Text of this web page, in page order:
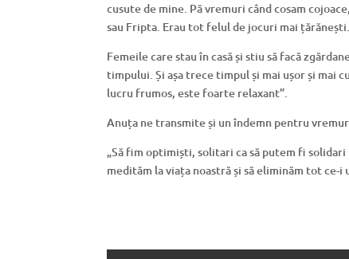
cusute de mine. Pă vremuri când cosam
sau Fripta. Erau tot felul de jocuri mai țărănești.
Femeile care stau în casă și stiu să facă
timpului. Și așa trece timpul și mai ușor și mai
lucru frumos, este foarte relaxant”.
Anuța ne transmite și un îndemn pentru
„Să fim optimiști, solitari ca să putem fi
medităm la viața noastră și să eliminăm tot